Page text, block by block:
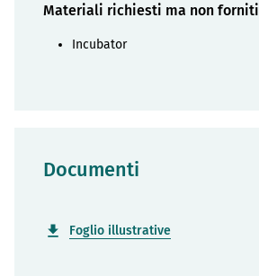
Materiali richiesti ma non forniti
Incubator
Documenti
Foglio illustrative